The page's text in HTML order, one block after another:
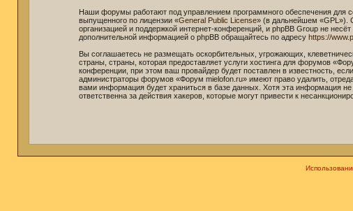
Наши форумы работают под управлением программного обеспечения для
выпущенного по лицензии «General Public License» (в дальнейшем «GPL»).
организацией и поддержкой интернет-конференций, и phpBB Group не
дополнительной информацией о phpBB обращайтесь по адресу https://
Вы соглашаетесь не размещать оскорбительных, угрожающих,
страны, страны, которая предоставляет услуги хостинга для форумов
конференции, при этом ваш провайдер будет поставлен в известность,
администраторы форумов «Форум mielofon.ru» имеют право удалить,
вами информация будет храниться в базе данных. Хотя эта информация
ответственна за действия хакеров, которые могут привести к